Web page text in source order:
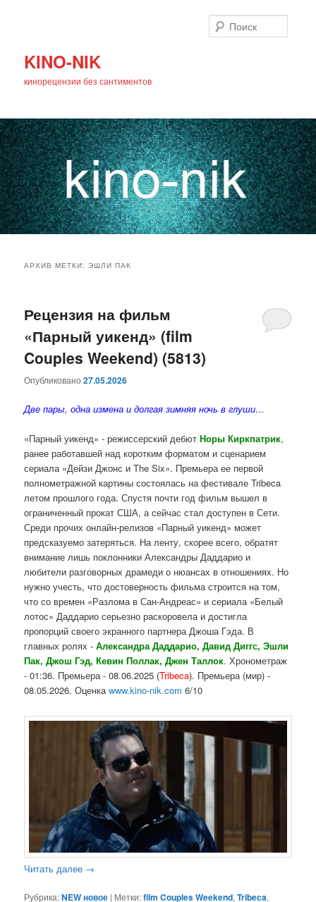
KINO-NIK
кинорецензии без сантиментов
основному
содержимому
дополнительному
содержимому
АРХИВ МЕТКИ:ЭШЛИ ПАК
Рецензия на фильм
«Парный уикенд» (film
Couples Weekend) (5813)
Опубликовано27.05.2026
Две пары, одна измена и долгая зимняя ночь в глуши…
«Парный уикенд» - режиссерский дебютНоры Киркпатрик,
ранее работавшей над коротким форматом и сценарием
сериала «Дейзи Джонс и The Six». Премьера ее первой
полнометражной картины состоялась на фестивале Tribeca
летом прошлого года. Спустя почти год фильм вышел в
ограниченный прокат США, а сейчас стал доступен в Сети.
Среди прочих онлайн-релизов «Парный уикенд» может
предсказуемо затеряться. На ленту, скорее всего, обратят
внимание лишь поклонники Александры Даддарио и
любители разговорных драмеди о нюансах в отношениях. Но
нужно учесть, что достоверность фильма строится на том,
что со времен «Разлома в Сан-Андреас» и сериала «Белый
лотос» Даддарио серьезно раскоровела и достигла
пропорций своего экранного партнера Джоша Гэда. В
главных ролях -Александра Даддарио, Давид Диггс, Эшли
Пак, Джош Гэд, Кевин Поллак, Джен Таллок. Хронометраж
- 01:36. Премьера - 08.06.2025 (Tribeca). Премьера (мир) -
08.05.2026. Оценкаwww.kino-nik.com 6/10
Читать далее →
Рубрика:NEW новое | Метки:film Couples Weekend,Tribeca,